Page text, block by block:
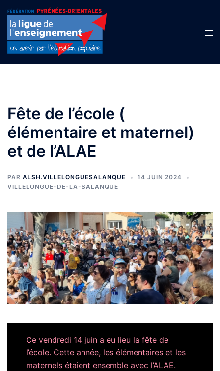
contenu
Fête de l’école (
élémentaire et maternel)
et de l’ALAE
PAR ALSH.VILLELONGUESALANQUE
14 JUIN 2024
VILLELONGUE-DE-LA-SALANQUE
Ce vendredi 14 juin a eu lieu la fête de
l’école. Cette année, les élémentaires et les
maternels étaient ensemble avec l’ALAE.